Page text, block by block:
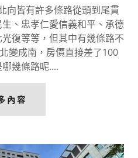
向皆有許多條路從頭到尾貫
、忠孝仁愛信義和平、承德
復等等，但其中有幾條路不
變成南，房價直接差了100
幾條路呢....
內容